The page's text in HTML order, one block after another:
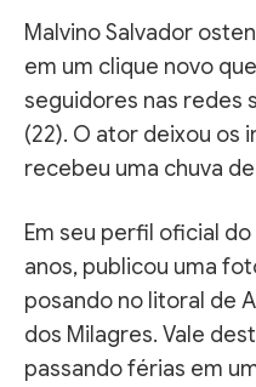
Malvino Salvador
em um clique novo
seguidores nas redes
(22). O ator deixou os
recebeu uma chuva
Em seu perfil oficial do
anos, publicou uma
posando no litoral de
dos Milagres. Vale
passando férias em